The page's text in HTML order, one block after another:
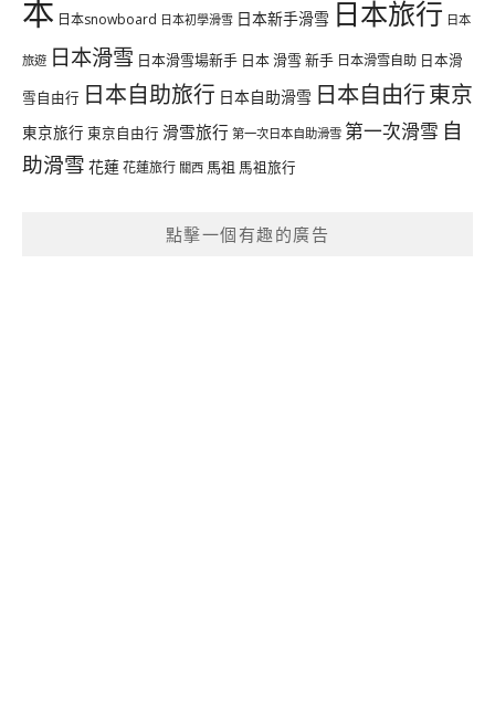
本 日本snowboard 日本初學滑雪 日本新手滑雪 日本旅行 日本
旅遊 日本滑雪 日本滑雪場新手 日本 滑雪 新手 日本滑雪自助 日本滑
雪自由行 日本自助旅行 日本自助滑雪 日本自由行東京
東京旅行 東京自由行 滑雪旅行 第一次日本自助滑雪 第一次滑雪 自
助滑雪 花蓮花蓮旅行 關西 馬祖 馬祖旅行
點擊一個有趣的廣告